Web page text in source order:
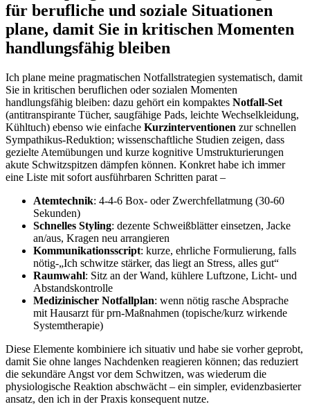
für berufliche und soziale Situationen
plane, damit‌ Sie in⁤ kritischen Momenten
handlungsfähig bleiben
Ich plane meine pragmatischen Notfallstrategien systematisch, damit
Sie in kritischen beruflichen oder sozialen Momenten
handlungsfähig bleiben: dazu gehört ein kompaktes Notfall-Set
(antitranspirante ⁤Tücher, saugfähige Pads, leichte Wechselkleidung,
Kühltuch) ebenso wie ‌einfache Kurzinterventionen zur schnellen
Sympathikus-Reduktion; wissenschaftliche Studien​ zeigen,​ dass
gezielte Atemübungen⁢ und kurze kognitive Umstrukturierungen
akute Schwitzspitzen dämpfen können. Konkret habe ich immer
eine Liste mit sofort ausführbaren Schritten parat –
Atemtechnik: 4‑4‑6 Box- oder Zwerchfellatmung (30-60
Sekunden)
Schnelles Styling: dezente Schweißblätter einsetzen, Jacke
⁣an/aus, Kragen‌ neu arrangieren
Kommunikationsscript: kurze, ehrliche‌ Formulierung, falls
nötig-„Ich schwitze stärker, das liegt an Stress, alles gut“
Raumwahl: Sitz an der Wand, kühlere Luftzone, Licht- und ​
Abstandskontrolle
Medizinischer Notfallplan: wenn​ nötig ⁢rasche Absprache
mit Hausarzt für prn-Maßnahmen (topische/kurz wirkende
Systemtherapie)
Diese Elemente kombiniere ich ⁣situativ und​ habe sie vorher geprobt,
damit Sie ⁣ohne langes Nachdenken reagieren können; das reduziert
⁢die sekundäre Angst vor​ dem Schwitzen, was wiederum die
physiologische Reaktion⁣ abschwächt – ein simpler, evidenzbasierter
ansatz, den ich in der ‍Praxis konsequent nutze.